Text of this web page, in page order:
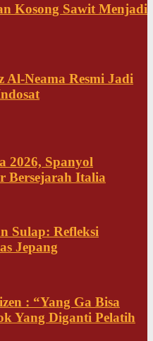
Kosong Sawit Menjadi
Al-Neama Resmi Jadi
2026, Spanyol
Bersejarah Italia
Sulap: Refleksi
Jepang
: “Yang Ga Bisa
Yang Diganti Pelatih